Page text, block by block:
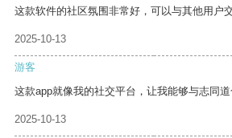
这款软件的社区氛围非常好，可以与其他用户
2025-10-13
游客
这款app就像我的社交平台，让我能够与志同道
2025-10-13